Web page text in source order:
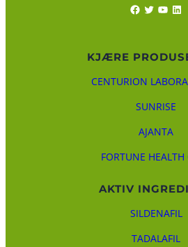
Facebook Twitter YouTube LinkedIn
KJÆRE
CENTURION
SUNRISE
AJANTA
FORTUNE HEALTH
AKTIV
SILDENAFIL
TADALAFIL